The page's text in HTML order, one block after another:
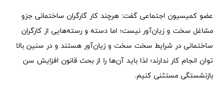
عضو کمیسیون اجتماعی گفت: هرچند کار گارگران ساختمانی جزو
مشاغل سخت و زیان‌آور نیست؛ اما دسته‌ و رسته‌هایی از کارگران
ساختمانی در شرایط سخت سخت و زیان‌آور هستند و در سنین بالا
توان انجام کار ندارند؛ لذا باید آن‌ها را از بحث قانون افزایش سن
بازنشستگی مستثنی کنیم.